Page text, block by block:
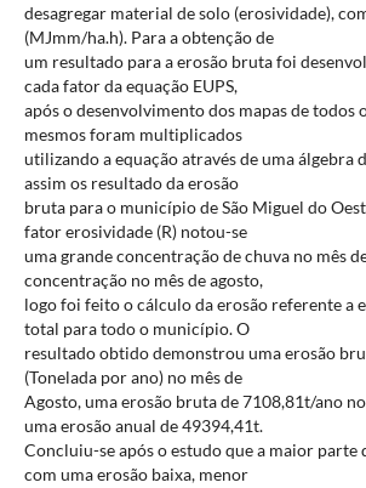
desagregar material de solo (erosividade),
(MJmm/ha.h). Para a obtenção de
um resultado para a erosão bruta foi
cada fator da equação EUPS,
após o desenvolvimento dos mapas de todos
mesmos foram multiplicados
utilizando a equação através de uma álgebra
assim os resultado da erosão
bruta para o município de São Miguel do
fator erosividade (R) notou-se
uma grande concentração de chuva no mês
concentração no mês de agosto,
logo foi feito o cálculo da erosão referente a
total para todo o município. O
resultado obtido demonstrou uma erosão
(Tonelada por ano) no mês de
Agosto, uma erosão bruta de 7108,81t/ano
uma erosão anual de 49394,41t.
Concluiu-se após o estudo que a maior
com uma erosão baixa, menor